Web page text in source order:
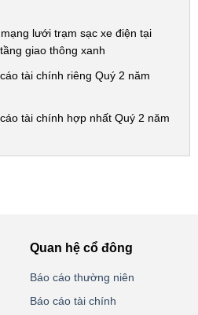
lưới trạm sạc xe điện tại
giao thông xanh
tài chính riêng Quý 2 năm
tài chính hợp nhất Quý 2 năm
Quan hệ cổ đông
Báo cáo thường niên
Báo cáo tài chính